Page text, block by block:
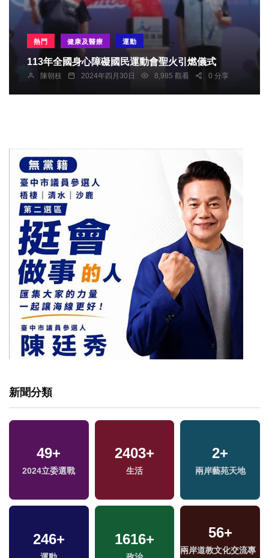
熱門 健康及醫療 運動
113年全國身心障礙國民運動會聖火引燃儀式
陳朝枝 2024年四月30日 8,985 觀看 0 分享
新聞分類
49+
2024立委選戰
2403+
生活
2+
兩岸藝苑天地
246+ 1616+ 56+
兩岸道教文化交流專